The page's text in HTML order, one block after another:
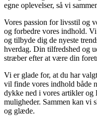
egne oplevelser, så vi
Vores passion for livsstil og
og forbedre vores indhold.
og tilbyde dig de nyeste
hverdag. Din tilfredshed og
stræber efter at være din
Vi er glade for, at du har
vil finde vores indhold både
dykke ned i vores artikler og
muligheder. Sammen kan vi
og glæde.